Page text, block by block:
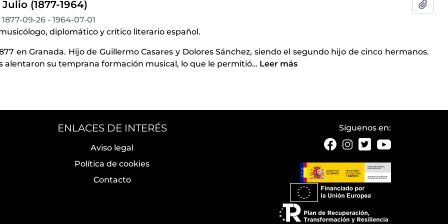
Julio (1877-1964)
1877-09-26 - 1964-07-01
diplomático y crítico literario español.
en Granada. Hijo de Guillermo Casares y Dolores Sánchez, siendo el segundo hijo de cinco hermanos.
alentaron su temprana formación musical, lo que le permitió… Leer más
ENLACES DE INTERÉS
Aviso legal
Política de cookies
Contacto
Síguenos en: